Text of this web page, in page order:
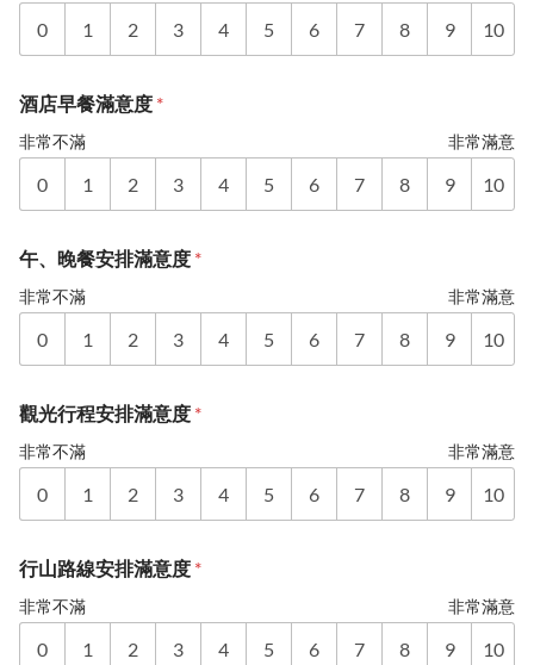
0 1 2 3 4 5 6 7 8 9 10
酒店早餐滿意度 *
非常不滿 非常滿意
0 1 2 3 4 5 6 7 8 9 10
午、晚餐安排滿意度 *
非常不滿 非常滿意
0 1 2 3 4 5 6 7 8 9 10
觀光行程安排滿意度 *
非常不滿 非常滿意
0 1 2 3 4 5 6 7 8 9 10
行山路線安排滿意度 *
非常不滿 非常滿意
0 1 2 3 4 5 6 7 8 9 10